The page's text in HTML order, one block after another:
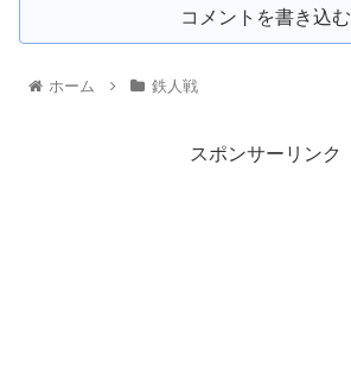
コメントを書き込む
ホーム 鉄人戦
スポンサーリンク